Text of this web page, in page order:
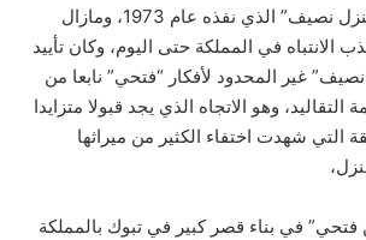
السعودية، مشروع “منزل نصيف” الذي نفذه عام 1973، ومازال
الانتباه في المملكة حتى اليوم، وكان تأييد
غير المحدود لأفكار “فتحي” نابعا من
وهو الاتجاه الذي يجد قبولا متزايدا
التي شهدت اختفاء الكثير من ميراثها
في بناء قصر كبير في تبوك بالمملكة